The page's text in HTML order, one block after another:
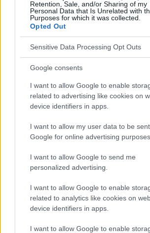
Retention, Sale, and/or Sharing of my
Personal Data that Is Unrelated with
Purposes for which it was collected.
Opted Out
Sensitive Data Processing Opt Outs
Google consents
I want to allow Google to enable
related to advertising like cookies on
device identifiers in apps.
I want to allow my user data to be
Google for online advertising purposes.
I want to allow Google to send me
personalized advertising.
I want to allow Google to enable
related to analytics like cookies on
device identifiers in apps.
I want to allow Google to enable
Le contenu et les documents de ce site Web
informatifs. L'éditeur et les éditeurs du site ne
responsables des effets de leur utilisation.
conseils et astuces contenus dans le site,
absolument consulter votre médecin.